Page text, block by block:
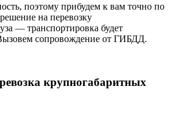
поэтому прибудем к вам точно по
на перевозку
— транспортировка будет
сопровождение от ГИБДД.
крупногабаритных